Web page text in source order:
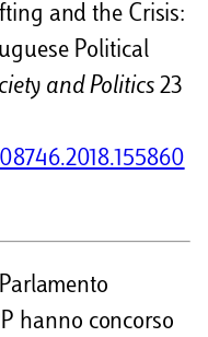
and the Crisis:
Political
and Politics 23
hanno concorso